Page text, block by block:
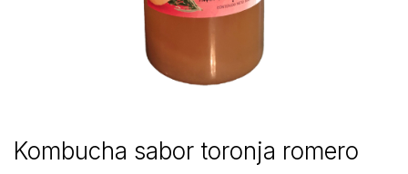
Kombucha sabor toronja romero